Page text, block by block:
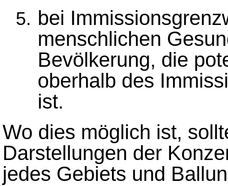
bei
menschlichen
Bevölkerung, die
oberhalb des
ist.
Wo dies möglich ist,
Darstellungen der
jedes Gebiets und